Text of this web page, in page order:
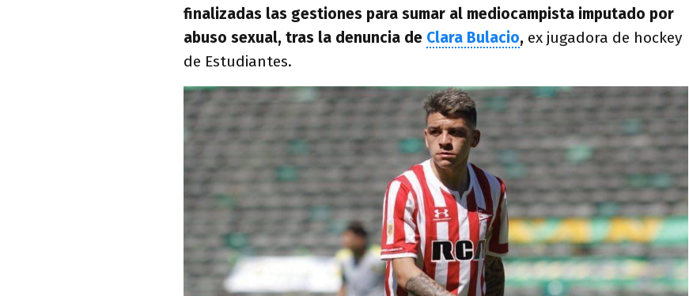
finalizadas las gestiones para sumar al mediocampista imputado por
abuso sexual, tras la denuncia de Clara Bulacio, ex jugadora de hockey
de Estudiantes.